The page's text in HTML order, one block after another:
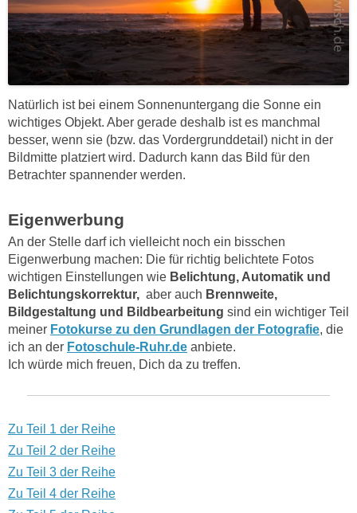
Natürlich ist bei einem Sonnenuntergang die Sonne ein
wichtiges Objekt. Aber gerade deshalb ist es manchmal
besser, wenn sie (bzw. das Vordergrunddetail) nicht in der
Bildmitte platziert wird. Dadurch kann das Bild für den
Betrachter spannender werden.
Eigenwerbung
An der Stelle darf ich vielleicht noch ein bisschen
Eigenwerbung machen: Die für richtig belichtete Fotos
wichtigen Einstellungen wie Belichtung, Automatik und
Belichtungskorrektur, aber auch Brennweite,
Bildgestaltung und Bildbearbeitung sind ein wichtiger Teil
meiner Fotokurse zu den Grundlagen der Fotografie, die
ich an der Fotoschule-Ruhr.de anbiete.
Ich würde mich freuen, Dich da zu treffen.
Zu Teil 1 der Reihe
Zu Teil 2 der Reihe
Zu Teil 3 der Reihe
Zu Teil 4 der Reihe